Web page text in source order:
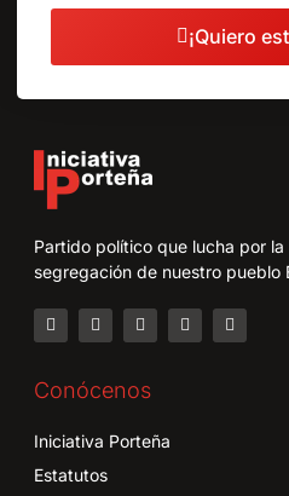
¡Quiero
Partido político que lucha por
segregación de nuestro pueblo
Conócenos
Iniciativa Porteña
Estatutos